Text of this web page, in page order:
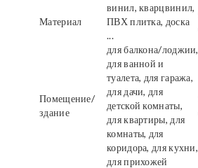
Материал
винил, кварцвинил,
ПВХ плитка, доска
...
Помещение/
здание
для балкона/лоджии,
для ванной и
туалета, для гаража,
для дачи, для
детской комнаты,
для квартиры, для
комнаты, для
коридора, для кухни,
для прихожей